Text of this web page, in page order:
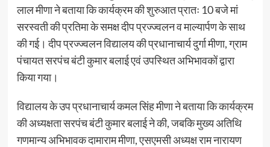
लाल मीणा ने बताया कि कार्यक्रम की शुरुआत प्रातः 10 बजे मां
सरस्वती की प्रतिमा के समक्ष दीप प्रज्ज्वलन व माल्यार्पण के साथ
की गई। दीप प्रज्ज्वलन विद्यालय की प्रधानाचार्य दुर्गा मीणा, ग्राम
पंचायत सरपंच बंटी कुमार बलाई एवं उपस्थित अभिभावकों द्वारा
किया गया।
विद्यालय के उप प्रधानाचार्य कमल सिंह मीणा ने बताया कि कार्यक्रम
की अध्यक्षता सरपंच बंटी कुमार बलाई ने की, जबकि मुख्य अतिथि
गणमान्य अभिभावक दामाराम मीणा, एसएमसी अध्यक्ष राम नारायण